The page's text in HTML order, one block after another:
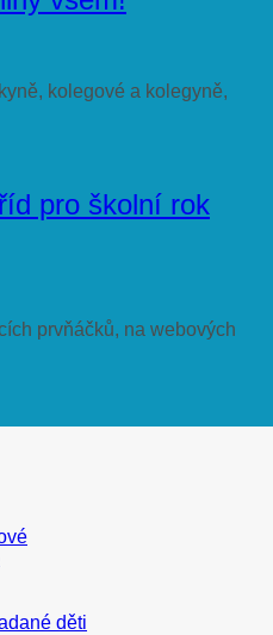
kolegové a kolegyně,
pro školní rok
prvňáčků, na webových
děti